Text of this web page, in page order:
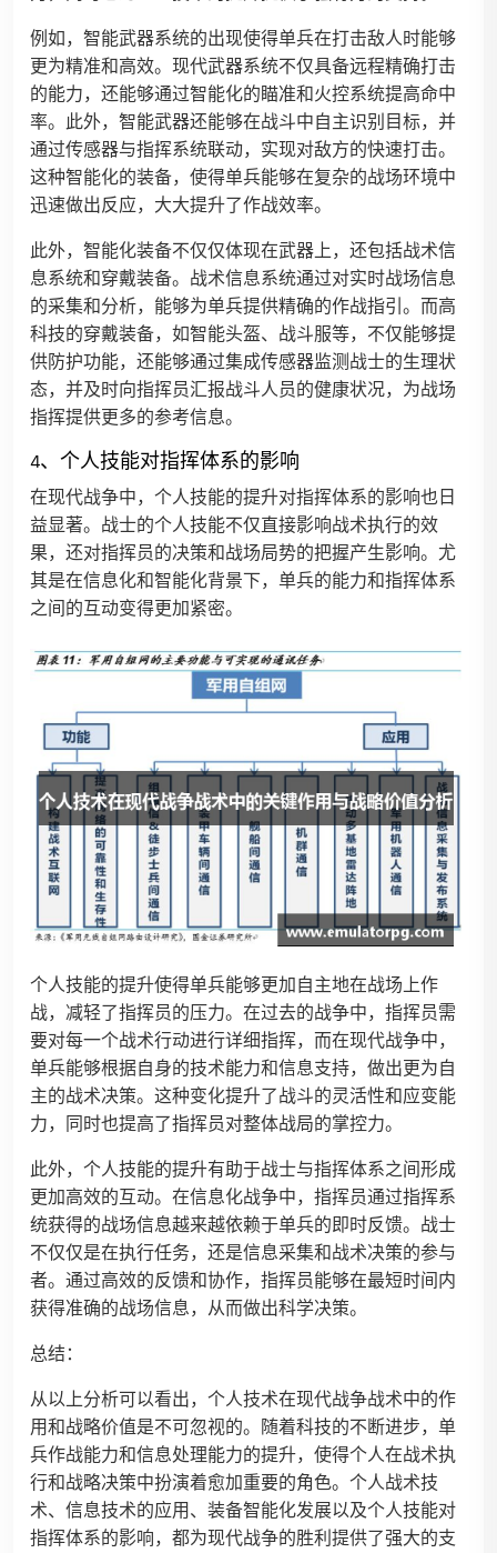
例如，智能武器系统的出现使得单兵在打击敌人时能够
更为精准和高效。现代武器系统不仅具备远程精确打击
的能力，还能够通过智能化的瞄准和火控系统提高命中
率。此外，智能武器还能够在战斗中自主识别目标，并
通过传感器与指挥系统联动，实现对敌方的快速打击。
这种智能化的装备，使得单兵能够在复杂的战场环境中
迅速做出反应，大大提升了作战效率。
此外，智能化装备不仅仅体现在武器上，还包括战术信
息系统和穿戴装备。战术信息系统通过对实时战场信息
的采集和分析，能够为单兵提供精确的作战指引。而高
科技的穿戴装备，如智能头盔、战斗服等，不仅能够提
供防护功能，还能够通过集成传感器监测战士的生理状
态，并及时向指挥员汇报战斗人员的健康状况，为战场
指挥提供更多的参考信息。
4、个人技能对指挥体系的影响
在现代战争中，个人技能的提升对指挥体系的影响也日
益显著。战士的个人技能不仅直接影响战术执行的效
果，还对指挥员的决策和战场局势的把握产生影响。尤
其是在信息化和智能化背景下，单兵的能力和指挥体系
之间的互动变得更加紧密。
个人技能的提升使得单兵能够更加自主地在战场上作
战，减轻了指挥员的压力。在过去的战争中，指挥员需
要对每一个战术行动进行详细指挥，而在现代战争中，
单兵能够根据自身的技术能力和信息支持，做出更为自
主的战术决策。这种变化提升了战斗的灵活性和应变能
力，同时也提高了指挥员对整体战局的掌控力。
此外，个人技能的提升有助于战士与指挥体系之间形成
更加高效的互动。在信息化战争中，指挥员通过指挥系
统获得的战场信息越来越依赖于单兵的即时反馈。战士
不仅仅是在执行任务，还是信息采集和战术决策的参与
者。通过高效的反馈和协作，指挥员能够在最短时间内
获得准确的战场信息，从而做出科学决策。
总结：
从以上分析可以看出，个人技术在现代战争战术中的作
用和战略价值是不可忽视的。随着科技的不断进步，单
兵作战能力和信息处理能力的提升，使得个人在战术执
行和战略决策中扮演着愈加重要的角色。个人战术技
术、信息技术的应用、装备智能化发展以及个人技能对
指挥体系的影响，都为现代战争的胜利提供了强大的支